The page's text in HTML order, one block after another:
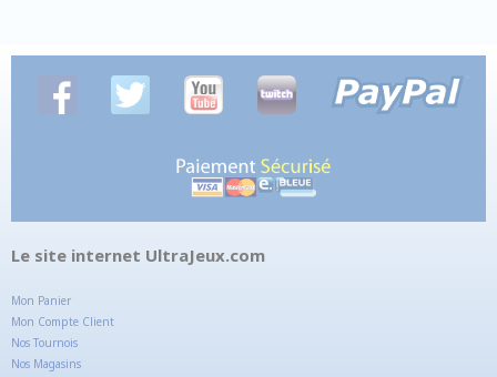
Le site internet UltraJeux.com
Mon Panier
Mon Compte Client
Nos Tournois
Nos Magasins